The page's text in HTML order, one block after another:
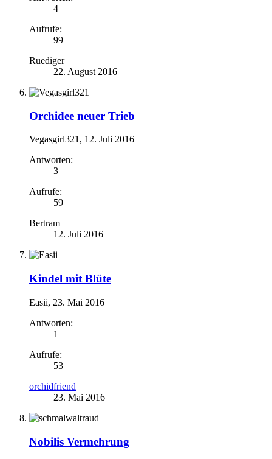
4
Aufrufe:
99
Ruediger
22. August 2016
Orchidee neuer Trieb
Vegasgirl321, 12. Juli 2016
Antworten:
3
Aufrufe:
59
Bertram
12. Juli 2016
Kindel mit Blüte
Easii, 23. Mai 2016
Antworten:
1
Aufrufe:
53
orchidfriend
23. Mai 2016
Nobilis Vermehrung